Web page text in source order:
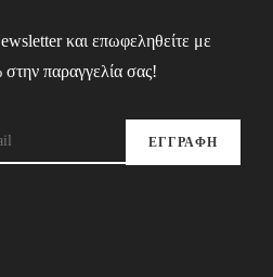
και επωφεληθείτε με
παραγγελία σας!
ΕΓΓΡΑΦΗ